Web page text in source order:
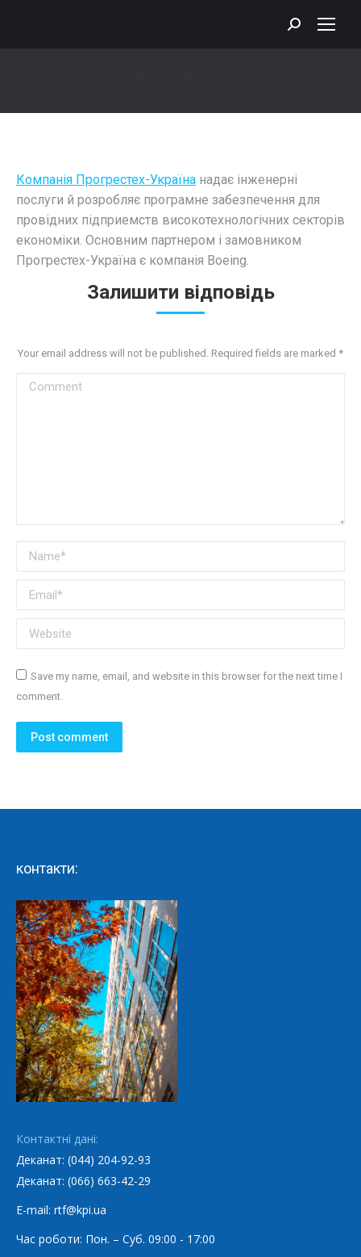
Search:
Компанія Прогрестех-Україна надає інженерні
послуги й розробляє програмне забезпечення для
провідних підприемств високотехнологічних секторів
економіки. Основним партнером і замовником
Прогрестех-Україна є компанія Boeing.
Залишити відповідь
Your email address will not be published. Required fields are marked *
Comment
Name *
Email *
Website
Save my name, email, and website in this browser for the next time I
comment.
Post comment
контакти:
Контактні дані:
Деканат: (044) 204-92-93
Деканат: (066) 663-42-29
E-mail: rtf@kpi.ua
Час роботи: Пон. – Суб. 09:00 - 17:00